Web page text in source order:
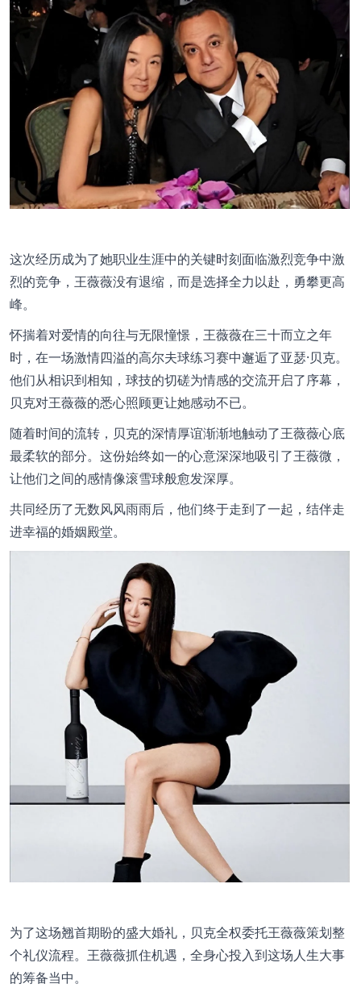
这次经历成为了她职业生涯中的关键时刻面临激烈竞争中激
烈的竞争，王薇薇没有退缩，而是选择全力以赴，勇攀更高
峰。
怀揣着对爱情的向往与无限憧憬，王薇薇在三十而立之年
时，在一场激情四溢的高尔夫球练习赛中邂逅了亚瑟·贝克。
他们从相识到相知，球技的切磋为情感的交流开启了序幕，
贝克对王薇薇的悉心照顾更让她感动不已。
随着时间的流转，贝克的深情厚谊渐渐地触动了王薇薇心底
最柔软的部分。这份始终如一的心意深深地吸引了王薇微，
让他们之间的感情像滚雪球般愈发深厚。
共同经历了无数风风雨雨后，他们终于走到了一起，结伴走
进幸福的婚姻殿堂。
为了这场翘首期盼的盛大婚礼，贝克全权委托王薇薇策划整
个礼仪流程。王薇薇抓住机遇，全身心投入到这场人生大事
的筹备当中。